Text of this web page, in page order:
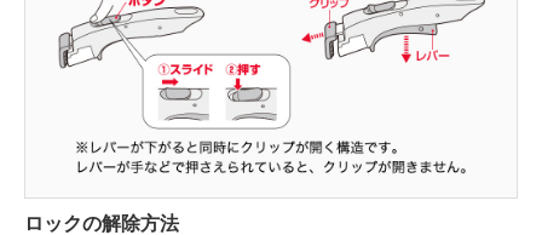
ロックの解除方法